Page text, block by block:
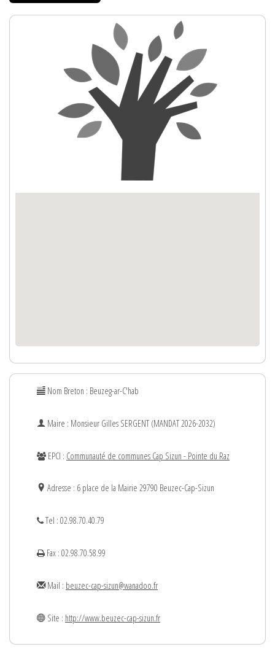
Nom Breton : Beuzeg-ar-C'hab
Maire : Monsieur Gilles SERGENT (MANDAT 2026-2032)
EPCI : Communauté de communes Cap Sizun - Pointe du Raz
Adresse : 6 place de la Mairie 29790 Beuzec-Cap-Sizun
Tel : 02.98.70.40.79
Fax : 02.98.70.58.99
Mail : beuzec-cap-sizun@wanadoo.fr
Site : http://www.beuzec-cap-sizun.fr